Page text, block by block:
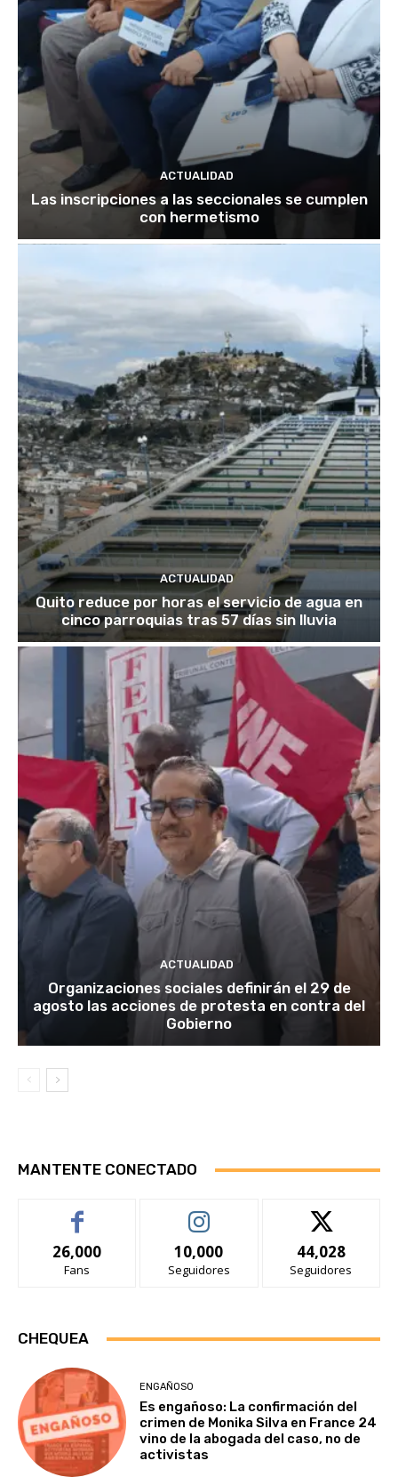
ACTUALIDAD
Las inscripciones a las seccionales se cumplen
con hermetismo
ACTUALIDAD
Quito reduce por horas el servicio de agua en
cinco parroquias tras 57 días sin lluvia
ACTUALIDAD
Organizaciones sociales definirán el 29 de
agosto las acciones de protesta en contra del
Gobierno
MANTENTE CONECTADO
26,000
Fans
10,000
Seguidores
44,028
Seguidores
CHEQUEA
ENGAÑOSO
Es engañoso: La confirmación del
crimen de Monika Silva en France 24
vino de la abogada del caso, no de
activistas